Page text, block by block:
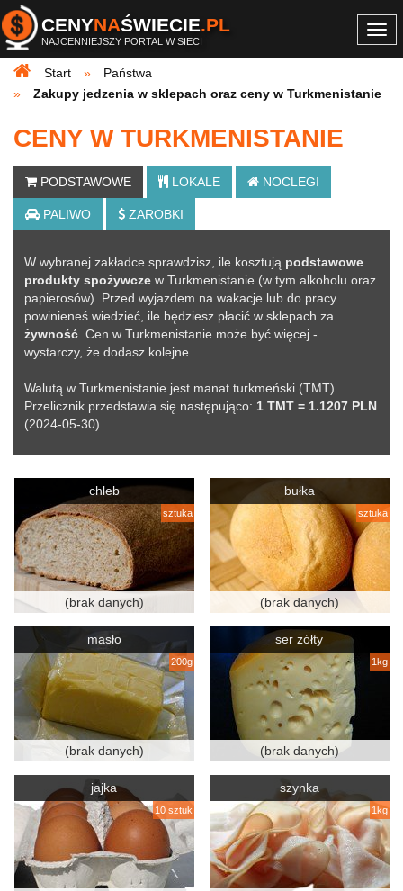
CENYNAŚWIECIE.PL
NAJCENNIEJSZY PORTAL W SIECI
Start
Państwa
Zakupy jedzenia w sklepach oraz ceny w Turkmenistanie
CENY W TURKMENISTANIE
PODSTAWOWE LOKALE NOCLEGI
PALIWO ZAROBKI
W wybranej zakładce sprawdzisz, ile kosztują podstawowe
produkty spożywcze w Turkmenistanie (w tym alkoholu oraz
papierosów). Przed wyjazdem na wakacje lub do pracy
powinieneś wiedzieć, ile będziesz płacić w sklepach za
żywność . Cen w Turkmenistanie może być więcej -
wystarczy, że dodasz kolejne
Walutą w Turkmenistanie jest manat turkmeński (TMT).
Przelicznik przedstawia się następująco: 1 TMT = 1.1207 PLN
(2024-05-30).
chleb
sztuka
(brak danych)
bułka
sztuka
(brak danych)
masło
200g
(brak danych)
ser żółty
1kg
(brak danych)
jajka
10 sztuk
szynka
1kg